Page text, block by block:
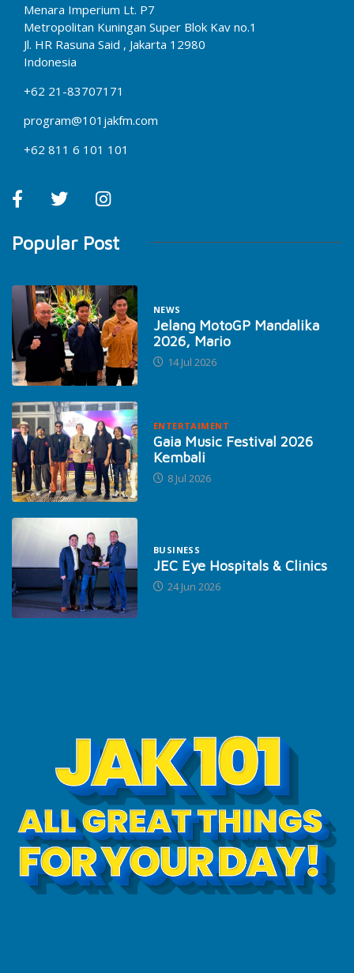
Menara Imperium Lt. P7
Metropolitan Kuningan Super Blok Kav no.1
Jl. HR Rasuna Said , Jakarta 12980
Indonesia
+62 21-83707171
program@101jakfm.com
+62 811 6 101 101
Popular Post
NEWS
Jelang MotoGP Mandalika
2026, Mario
14 Jul 2026
ENTERTAIMENT
Gaia Music Festival 2026
Kembali
8 Jul 2026
BUSINESS
JEC Eye Hospitals & Clinics
24 Jun 2026